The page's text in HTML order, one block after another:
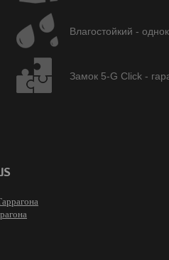
Влагостойкий -
Замок 5-G Click -